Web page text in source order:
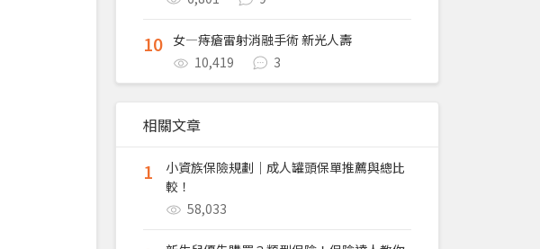
10 女—痔瘡雷射消融手術 新光人壽
10,419
3
相關文章
1
小資族保險規劃｜成人罐頭保單推薦與總比
較！
58,033